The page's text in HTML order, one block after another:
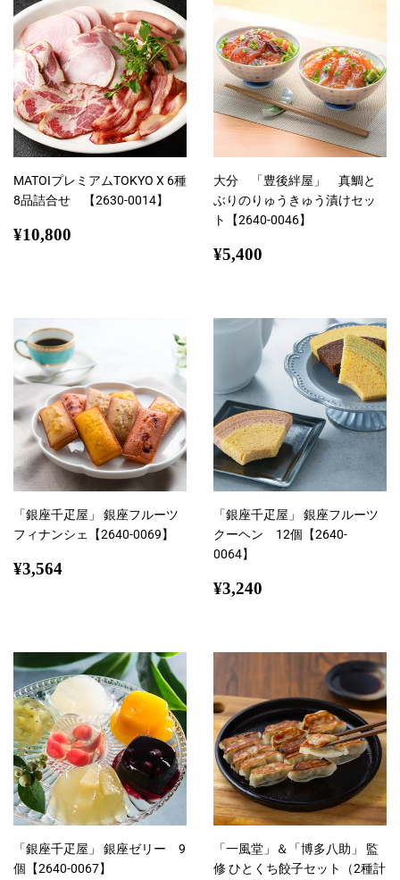
MATOIプレミアムTOKYO X 6種
8品詰合せ 【2630-0014】
通
¥10,800
大分 「豊後絆屋」 真鯛と
ぶりのりゅうきゅう漬けセッ
ト【2640-0046】
通
¥5,400
「銀座千疋屋」 銀座フルーツ
フィナンシェ【2640-0069】
通
¥3,564
「銀座千疋屋」 銀座フルーツ
クーヘン 12個【2640-
0064】
通
¥3,240
「銀座千疋屋」 銀座ゼリー 9
個【2640-0067】
「一風堂」＆「博多八助」 監
修 ひとくち餃子セット（2種計